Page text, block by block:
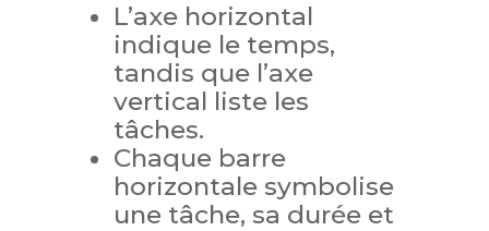
L’axe horizontal
indique le temps,
tandis que l’axe
vertical liste les
tâches.
Chaque barre
horizontale symbolise
une tâche, sa durée et